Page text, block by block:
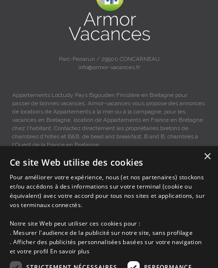
Parc-Penarun / 29900 CONCARNEAU
info@armor-vacances.fr
Appartements Loctudy Pays Bigouden Finistère en Bretagne pour
passer de bonnes vacances, Armor-vacances vous propose des annonces
de locations de Appartements à la mer ou à la campagne, pour les
vacances en Bretagne, location de Appartements en France en Bretagne
chez l'habitant. Contactez directement les propriétaires bretons de
chambres d'hôtes et B&B, de bead and breakfast, B and B, chambres à
l'Ouest de la France en Bretagne.
Appartements vacances Loctudy, Location entre Particuliers
Accueil
Dernières minutes
Découvrir les départements bretons
Qui sommes-nous ?
Espace propriétaire
Ma sélection
Blog
×
Ce site Web utilise des cookies
Pour améliorer votre expérience, nous (et nos partenaires) stockons
et/ou accédons à des informations sur votre terminal (cookie ou
équivalent) avec votre accord pour tous nos sites et applications, sur
vos terminaux connectés.
Notre site Web peut utiliser ces cookies pour :
. Mesurer l'audience de la publicité sur notre site, sans profilage
. Afficher des publicités personnalisées basées sur votre navigation
et votre profil En savoir plus